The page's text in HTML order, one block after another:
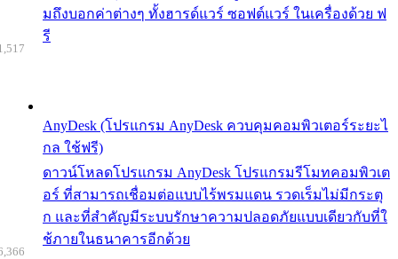
มถึงบอกค่าต่างๆ ทั้งฮารด์แวร์ ซอฟต์แวร์ ในเครื่องด้วย ฟ
รี
AnyDesk (โปรแกรม AnyDesk ควบคุมคอมพิวเตอร์ระยะไ
กล ใช้ฟรี)
ดาวน์โหลดโปรแกรม AnyDesk โปรแกรมรีโมทคอมพิวเต
อร์ ที่สามารถเชื่อมต่อแบบไร้พรมแดน รวดเร็มไม่มีกระตุ
ก และที่สำคัญมีระบบรักษาความปลอดภัยแบบเดียวกับที่ใ
ช้ภายในธนาคารอีกด้วย